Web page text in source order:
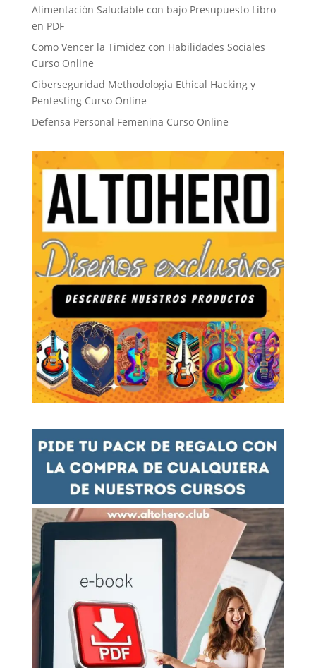
Alimentación Saludable con bajo Presupuesto Libro
en PDF
Como Vencer la Timidez con Habilidades Sociales
Curso Online
Ciberseguridad Methodologia Ethical Hacking y
Pentesting Curso Online
Defensa Personal Femenina Curso Online